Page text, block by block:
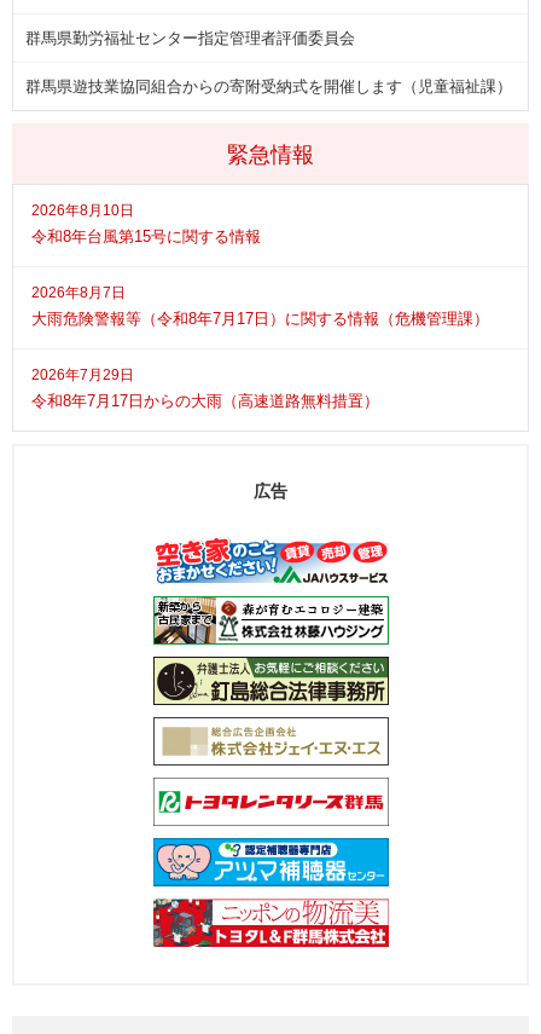
緊急情報
2026年8月10日
令和8年台風第15号に関する情報
2026年8月7日
大雨危険警報等（令和8年7月17日）に関する情報（危機管理課）
2026年7月29日
令和8年7月17日からの大雨（高速道路無料措置）
群馬県勤労福祉センター指定管理者評価委員会
群馬県遊技業協同組合からの寄附受納式を開催します（児童福祉課）
広告